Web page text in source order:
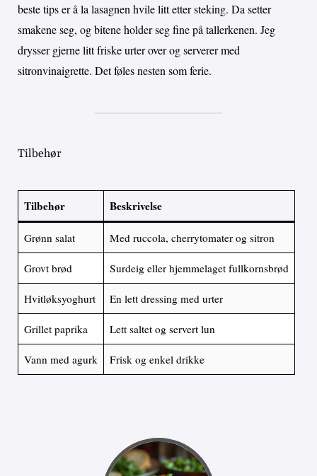
beste tips er å la lasagnen hvile litt etter steking. Da setter
smakene seg, og bitene holder seg fine på tallerkenen. Jeg
drysser gjerne litt friske urter over og serverer med
sitronvinaigrette. Det føles nesten som ferie.
Tilbehør
Tilbehør Beskrivelse
Grønn salat Med ruccola, cherrytomater og sitron
Grovt brød Surdeig eller hjemmelaget fullkornsbrød
Hvitløksyoghurt En lett dressing med urter
Grillet paprika Lett saltet og servert lun
Vann med agurk Frisk og enkel drikke